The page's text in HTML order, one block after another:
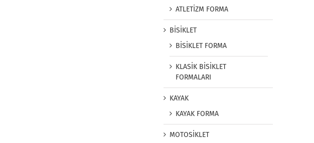
ATLETİZM FORMA
BİSİKLET
BİSİKLET FORMA
KLASİK BİSİKLET
FORMALARI
KAYAK
KAYAK FORMA
MOTOSİKLET